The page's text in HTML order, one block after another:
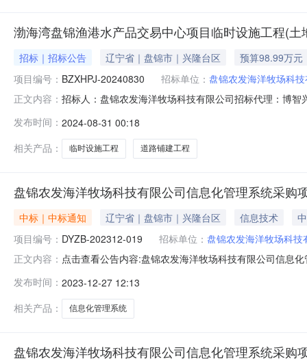
渤海湾盘锦渔港水产品交易中心项目临时设施工程(土
招标｜招标公告 辽宁省｜盘锦市｜兴隆台区
预算98.99万元
项目编号： BZXHPJ-20240830 招标单位： 盘锦农发海洋牧场科
正文内容： 招标人：盘锦农发海洋牧场科技有限公司招标代理：博
S1#1-4室）获取招标文件，并于2024年09月20日14点
中心项
发布时间： 2024-08-31 00:18
相关产品：
临时设施工程 道路铺建工程
盘锦农发海洋牧场科技有限公司信息化管理系统采购
中标｜中标通知 辽宁省｜盘锦市｜兴隆台区 信息技术
项目编号： DYZB-202312-019 招标单位： 盘锦农发海洋牧场科技
正文内容： 点击查看公告内容:盘锦农发海洋牧场科技有限公司信息
二、其他：（1）项目编号：DYZB-202312-019（2）项
发布时间： 2023-12-27 12:13
相关产品：
信息化管理系统
盘锦农发海洋牧场科技有限公司信息化管理系统采购